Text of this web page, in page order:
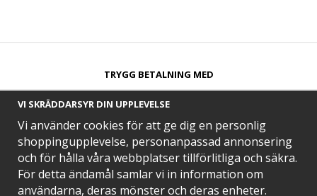
TRYGG BETALNING MED​
SNABB LEVERANS MED
VI SKRÄDDARSYR DIN UPPLEVELSE
Vi använder cookies för att ge dig en personlig
shoppingupplevelse, personanpassad annonsering
och för hålla våra webbplatser tillförlitliga och säkra.
För detta ändamål samlar vi in information om
användarna, deras mönster och deras enheter.